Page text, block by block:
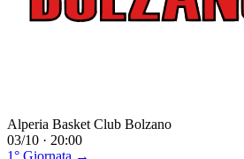
Alperia Basket Club Bolzano
03/10 · 20:00
1° Giornata →